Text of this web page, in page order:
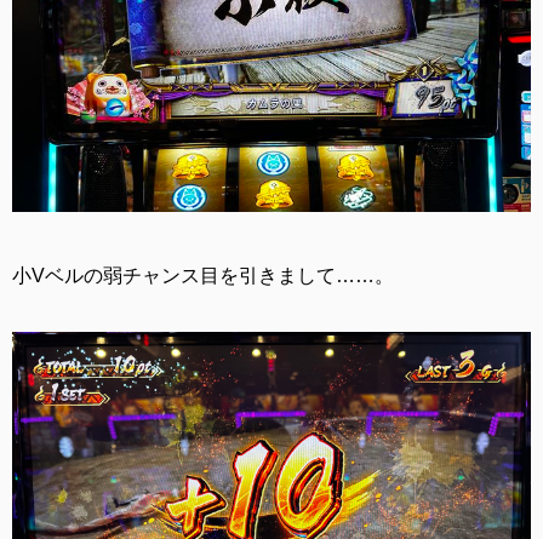
小Vベルの弱チャンス目を引きまして……。